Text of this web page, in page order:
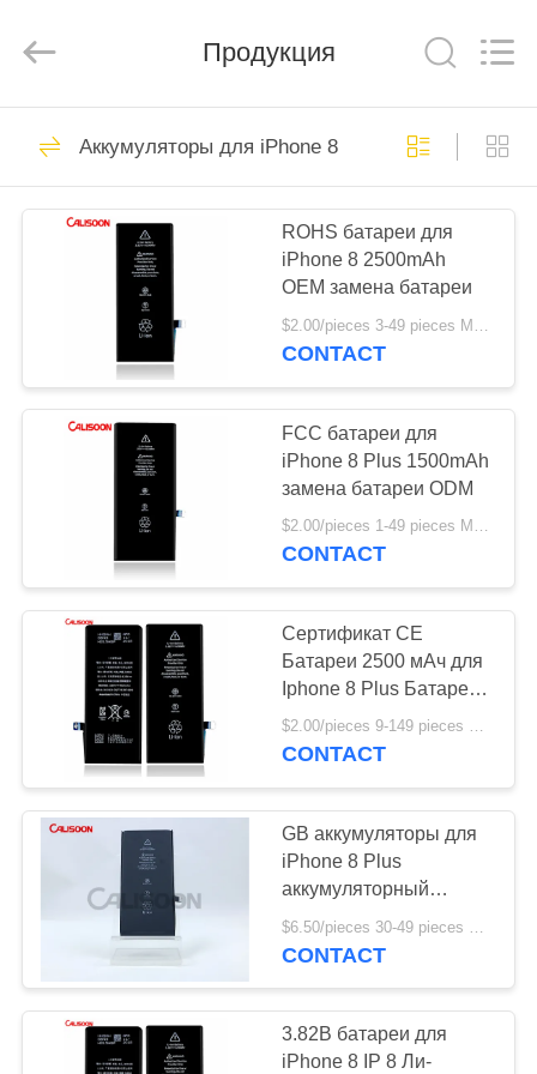
ГЛАВНАЯ
СТРАНИЦА
ПРОДУКЦИЯ
РОЛИКИ
О
КОМПАНИИ
КОНТРОЛЬ
КАЧЕСТВА
ОТПРАВИТЬ
ЗАПРОС
САЙТА
PRIVACY
POLICY
Electronics
Ли-ионная батарея
мобильного
телефона
Литийная батарея
для iPhone
10
Батарея высокой
емкости для
iPhone
Внутренняя
батарея для
iPhone
Продукция
Аккумуляторы для iPhone 8
ROHS батареи для
iPhone 8 2500mAh
OEM замена батареи
$2.00/pieces 3-49 pieces MOQ:3 части
CONTACT
FCC батареи для
iPhone 8 Plus 1500mAh
замена батареи ODM
$2.00/pieces 1-49 pieces MOQ:3 части
CONTACT
Сертификат CE
Батареи 2500 мАч для
Iphone 8 Plus Батарея
Все модели
$2.00/pieces 9-149 pieces MOQ:9 частей
CONTACT
GB аккумуляторы для
iPhone 8 Plus
аккумуляторный
комплект литий-
ионный
CONTACT
3.82В батареи для
iPhone 8 IP 8 Ли-